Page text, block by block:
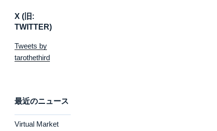
X (旧:
TWITTER)
Tweets by
tarothethird
最近のニュース
Virtual Market